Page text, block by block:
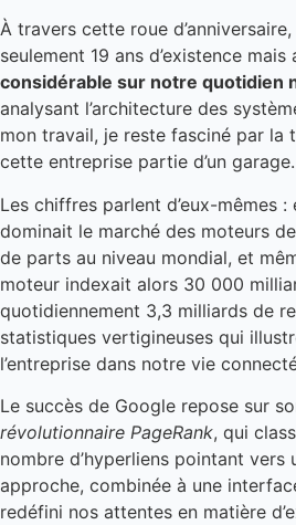
À travers cette roue
seulement 19 ans d’existence mais
considérable sur notre quotidien
analysant l’architecture des
mon travail, je reste fasciné par la
cette entreprise partie d’un
Les chiffres parlent d’eux-mêmes :
dominait le marché des moteurs
de parts au niveau mondial, et
moteur indexait alors 30 000
quotidiennement 3,3 milliards de
statistiques vertigineuses qui
l’entreprise dans notre vie
Le succès de Google repose sur
révolutionnaire PageRank, qui
nombre d’hyperliens pointant vers
approche, combinée à une
redéfini nos attentes en matière